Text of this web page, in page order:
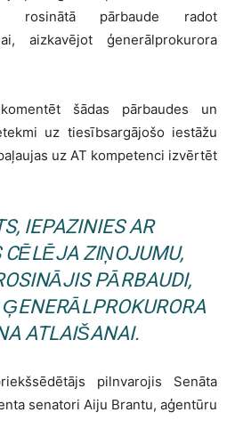
rosinātā pārbaude radot
aizkavējot ģenerālprokurora
šādas pārbaudes un
uz tiesībsargājošo iestāžu
uz AT kompetenci izvērtēt
IEPAZINIES AR
CĒLĒJA ZIŅOJUMU,
PĀRBAUDI,
ATLAIŠANAI.
pilnvarojis Senāta
senatori Aiju Brantu, aģentūru